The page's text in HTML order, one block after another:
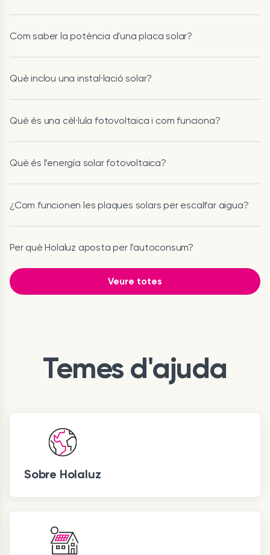
Com saber la potència d'una placa solar?
Què inclou una instal·lació solar?
Què és una cèl·lula fotovoltaica i com funciona?
Què és l’energía solar fotovoltaica?
¿Com funcionen les plaques solars per escalfar aigua?
Per què Holaluz aposta per l’autoconsum?
Veure totes
Temes d'ajuda
Sobre Holaluz